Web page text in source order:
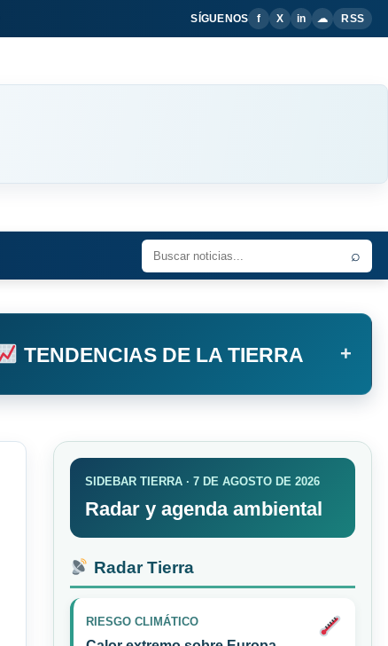
SÍGUENOS f X in ☁ RSS
⌕
TENDENCIAS DE LA TIERRA +
SIDEBAR TIERRA · 7 DE AGOSTO DE 2026
Radar y agenda ambiental
Radar Tierra
RIESGO CLIMÁTICO